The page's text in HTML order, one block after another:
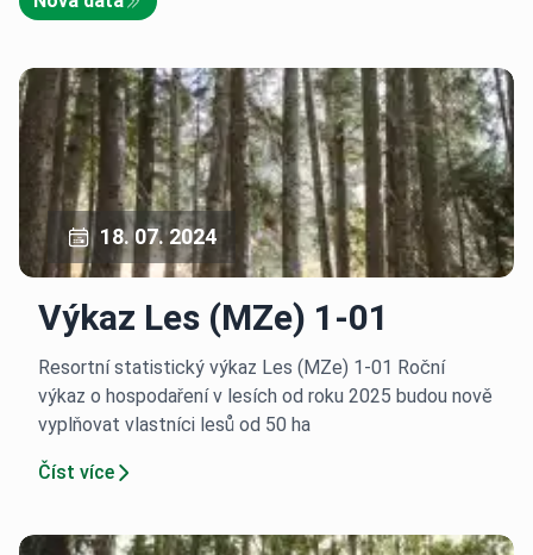
18. 07. 2024
Výkaz Les (MZe) 1-01
Resortní statistický výkaz Les (MZe) 1-01 Roční
výkaz o hospodaření v lesích od roku 2025 budou nově
vyplňovat vlastníci lesů od 50 ha
Číst více